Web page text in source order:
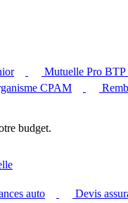
Mutuelle Pro BTP
CPAM
budget.
auto Devis